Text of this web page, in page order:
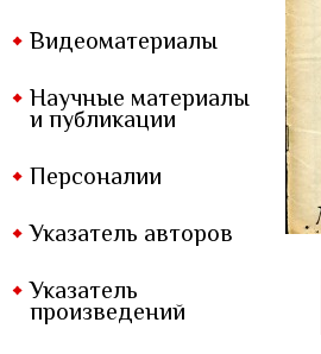
Видеоматериалы
Научные материалы
и публикации
Персоналии
Указатель авторов
Указатель
произведений